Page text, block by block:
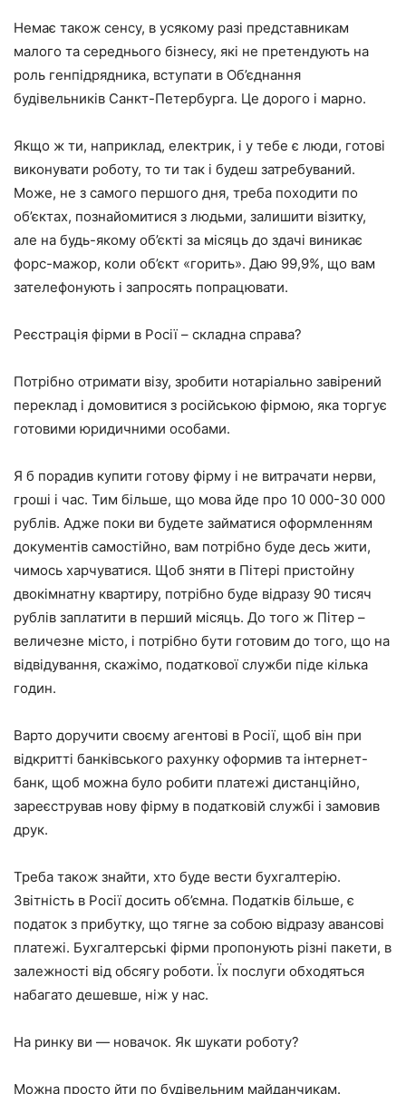
Немає також сенсу, в усякому разі представникам
малого та середнього бізнесу, які не претендують на
роль генпідрядника, вступати в Об’єднання
будівельників Санкт-Петербурга. Це дорого і марно.
Якщо ж ти, наприклад, електрик, і у тебе є люди, готові
виконувати роботу, то ти так і будеш затребуваний.
Може, не з самого першого дня, треба походити по
об’єктах, познайомитися з людьми, залишити візитку,
але на будь-якому об’єкті за місяць до здачі виникає
форс-мажор, коли об’єкт «горить». Даю 99,9%, що вам
зателефонують і запросять попрацювати.
Реєстрація фірми в Росії – складна справа?
Потрібно отримати візу, зробити нотаріально завірений
переклад і домовитися з російською фірмою, яка торгує
готовими юридичними особами.
Я б порадив купити готову фірму і не витрачати нерви,
гроші і час. Тим більше, що мова йде про 10 000-30 000
рублів. Адже поки ви будете займатися оформленням
документів самостійно, вам потрібно буде десь жити,
чимось харчуватися. Щоб зняти в Пітері пристойну
двокімнатну квартиру, потрібно буде відразу 90 тисяч
рублів заплатити в перший місяць. До того ж Пітер –
величезне місто, і потрібно бути готовим до того, що на
відвідування, скажімо, податкової служби піде кілька
годин.
Варто доручити своєму агентові в Росії, щоб він при
відкритті банківського рахунку оформив та інтернет-
банк, щоб можна було робити платежі дистанційно,
зареєстрував нову фірму в податковій службі і замовив
друк.
Треба також знайти, хто буде вести бухгалтерію.
Звітність в Росії досить об’ємна. Податків більше, є
податок з прибутку, що тягне за собою відразу авансові
платежі. Бухгалтерські фірми пропонують різні пакети, в
залежності від обсягу роботи. Їх послуги обходяться
набагато дешевше, ніж у нас.
На ринку ви — новачок. Як шукати роботу?
Можна просто йти по будівельним майданчикам.